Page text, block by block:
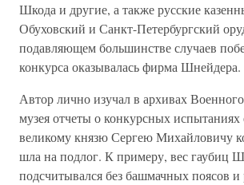
Шкода и другие, а также русские
Обуховский и Санкт-Петербургский
подавляющем большинстве случаев
конкурса оказывалась фирма Шнейдера.
Автор лично изучал в архивах
музея отчеты о конкурсных
великому князю Сергею Михайловичу
шла на подлог. К примеру, вес гаубиц
подсчитывался без башмачных поясов и